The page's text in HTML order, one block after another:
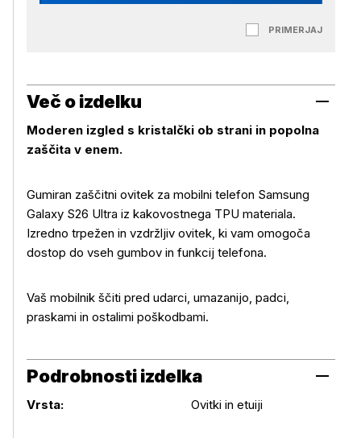
PRIMERJAJ
Več o izdelku
Več o izdelku
Moderen izgled s kristalčki ob strani in popolna
zaščita v enem.
Gumiran zaščitni ovitek za mobilni telefon Samsung
Galaxy S26 Ultra iz kakovostnega TPU materiala.
Izredno trpežen in vzdržljiv ovitek, ki vam omogoča
dostop do vseh gumbov in funkcij telefona.
Vaš mobilnik ščiti pred udarci, umazanijo, padci,
praskami in ostalimi poškodbami.
Podrobnosti izdelka
Podrobnosti izdelka
Vrsta: Ovitki in etuiji